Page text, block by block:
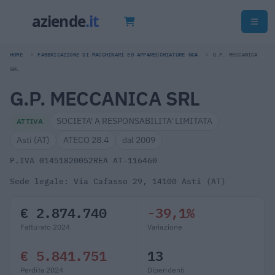
HOME FABBRICAZIONE DI MACCHINARI ED APPARECCHIATURE NCA G.P. MECCANICA
SRL
G.P. MECCANICA SRL
ATTIVA
SOCIETA' A RESPONSABILITA' LIMITATA
Asti (AT)
ATECO 28.4 dal 2009
P.IVA 01451820052REA AT-116460
Sede legale: Via Cafasso 29, 14100 Asti (AT)
€ 2.874.740
Fatturato 2024
-39,1%
Variazione
€ 5.841.751
Perdita 2024
13
Dipendenti